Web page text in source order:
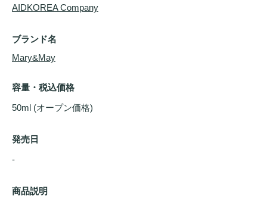
AIDKOREA Company
ブランド名
Mary&May
容量・税込価格
50ml (オープン価格)
発売日
-
商品説明